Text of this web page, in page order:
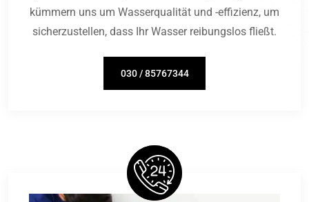
kümmern uns um Wasserqualität und -effizienz, um
sicherzustellen, dass Ihr Wasser reibungslos fließt.
030 / 85767344